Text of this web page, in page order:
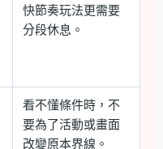
快節奏玩法更需要
分段休息。
看不懂條件時，不
要為了活動或畫面
改變原本界線。